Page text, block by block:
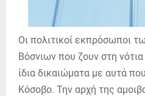
Οι πολιτικοί εκπρόσωποι
Βόσνιων που ζουν στη
ίδια δικαιώματα με αυτά
Κόσοβο. Την αρχή της